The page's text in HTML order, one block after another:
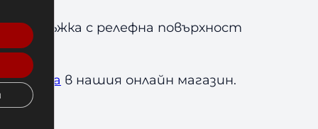
дръжка с релефна повърхност
Amila в нашия онлайн магазин.